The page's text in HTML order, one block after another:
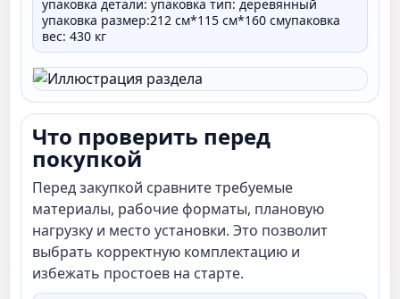
упаковка детали: упаковка тип: деревянный
упаковка размер:212 см*115 см*160 смупаковка
вес: 430 кг
Что проверить перед
покупкой
Перед закупкой сравните требуемые
материалы, рабочие форматы, плановую
нагрузку и место установки. Это позволит
выбрать корректную комплектацию и
избежать простоев на старте.